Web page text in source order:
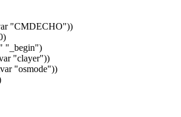
"CMDECHO"))
"_begin")
"clayer"))
"osmode"))